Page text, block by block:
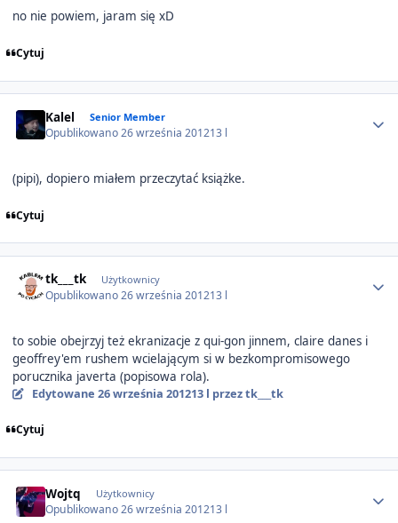
no nie powiem, jaram się xD
Cytuj
Kalel Senior Member
Opublikowano26 września 201213 l
(pipi), dopiero miałem przeczytać książke.
Cytuj
tk___tk Użytkownicy
Opublikowano26 września 201213 l
to sobie obejrzyj też ekranizacje z qui-gon jinnem, claire danes i
geoffrey'em rushem wcielającym si w bezkompromisowego
porucznika javerta (popisowa rola).
Edytowane 26 września 201213 l przez tk___tk
Cytuj
Wojtq Użytkownicy
Opublikowano26 września 201213 l